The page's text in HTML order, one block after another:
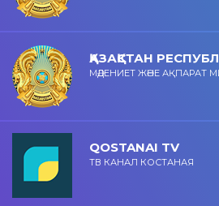
ҚАЗАҚСТАН
МӘДЕНИЕТ ЖӘНЕ АҚПАРАТ
QOSTANAI TV
ТВ КАНАЛ КОСТАНАЯ